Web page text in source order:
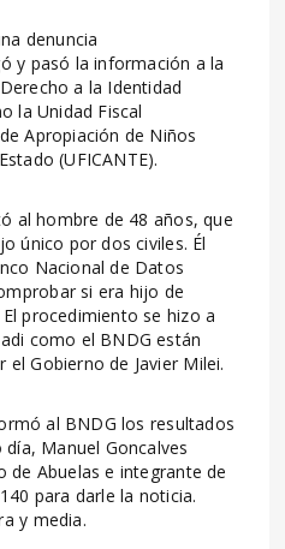
denuncia
y pasó la información a la
a la Identidad
la Unidad Fiscal
Apropiación de Niños
(UFICANTE).
al hombre de 48 años, que
único por dos civiles. Él
Nacional de Datos
si era hijo de
procedimiento se hizo a
como el BNDG están
Gobierno de Javier Milei.
al BNDG los resultados
Manuel Goncalves
de Abuelas e integrante de
para darle la noticia.
y media.